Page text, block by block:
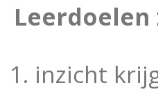
Leerdoelen
inzicht